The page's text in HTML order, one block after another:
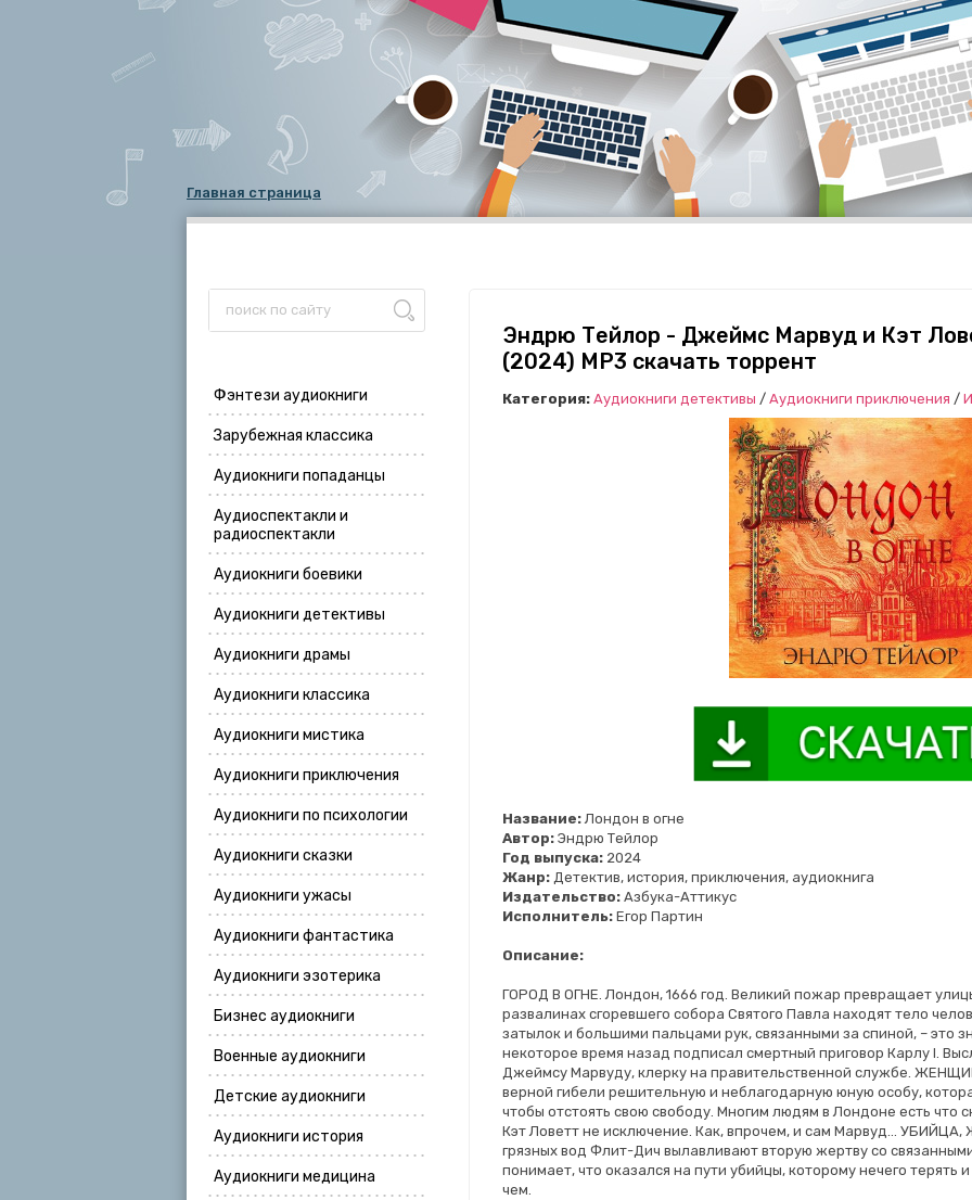
Главная страница
Фэнтези аудиокниги
Зарубежная классика
Аудиокниги попаданцы
Аудиоспектакли и
радиоспектакли
Аудиокниги боевики
Аудиокниги детективы
Аудиокниги драмы
Аудиокниги классика
Аудиокниги мистика
Аудиокниги приключения
Аудиокниги по психологии
Аудиокниги сказки
Аудиокниги ужасы
Аудиокниги фантастика
Аудиокниги эзотерика
Бизнес аудиокниги
Военные аудиокниги
Детские аудиокниги
Аудиокниги история
Аудиокниги медицина
Эндрю Тейлор - Джеймс Марвуд и Кэт
(2024) МР3 скачать торрент
Категория: Аудиокниги детективы / Аудиокниги приключения /
Название: Лондон в огне
Автор: Эндрю Тейлор
Год выпуска: 2024
Жанр: Детектив, история, приключения, аудиокнига
Издательство: Азбука-Аттикус
Исполнитель: Егор Партин
Описание:
ГОРОД В ОГНЕ. Лондон, 1666 год. Великий пожар превращает
развалинах сгоревшего собора Святого Павла находят тело
затылок и большими пальцами рук, связанными за спиной, – это
некоторое время назад подписал смертный приговор Карлу I.
Джеймсу Марвуду, клерку на правительственной службе.
верной гибели решительную и неблагодарную юную особу,
чтобы отстоять свою свободу. Многим людям в Лондоне есть что
Кэт Ловетт не исключение. Как, впрочем, и сам Марвуд…
грязных вод Флит-Дич вылавливают вторую жертву со
понимает, что оказался на пути убийцы, которому нечего терять
чем.